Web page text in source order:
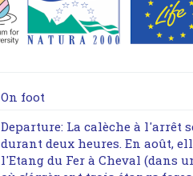
On foot
Departure: La calèche à
durant deux heures. En août,
l'Etang du Fer à Cheval (dans